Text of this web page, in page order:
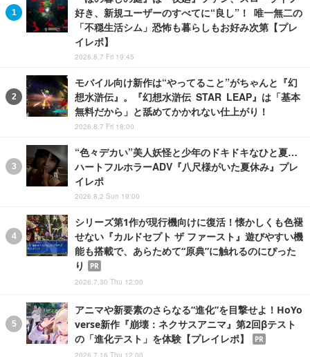
好き、新規ユーザーのすべてに“良し”！ 唯一無二の
「不穏生活シム」恐怖も暮らしもお好み次第【プレ
イレポ】
2026.8.7 Fri 19:45
モバイル向け新作は“やってること”がちゃんと『幻
想水滸伝』。『幻想水滸伝 STAR LEAP』は「基本
無料だから」と舐めてかかれない仕上がり！
2026.8.7 Fri 18:00
“色々デカい”美人妖怪と少年のドキドキなひと夏…
ハートフルホラーADV『八尺様がいた夏休み』プレ
イレポ
2026.8.2 Sun 19:00
シリーズ第1作が現行機向けに復活！懐かしくも色褪
せない『カルドセプト ザ ファースト』遊びやすい機
能も搭載で、あらためて“原典”に触れるのにぴった
り
PR
2026.7.30 Thu 12:00
アニマや新要素のさらなる“進化”を目撃せよ！HoYo
verse新作『崩壊：ネクサスアニマ』第2回βテスト
の「進化テスト」を体験【プレイレポ】
PR
2026.7.16 Thu 12:00